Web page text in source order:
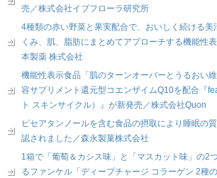
売／株式会社イブフローラ研究所
4種類の赤い野菜と果実配合で、おいしく続ける美
くみ、肌、脂肪にまとめてアプローチする機能性
本製薬 株式会社
機能性表示食品「肌のターンオーバーとうるおい
容サプリメント還元型コエンザイムQ10を配合『
ト スキンサイクル）』が新発売／株式会社Quon
ピセアタンノールを含む食品の摂取により睡眠の
認されました／森永製菓株式会社
1箱で「葡萄＆カシス味」と「マスカット味」の2
るファンケル「ディープチャージ コラーゲン 2種